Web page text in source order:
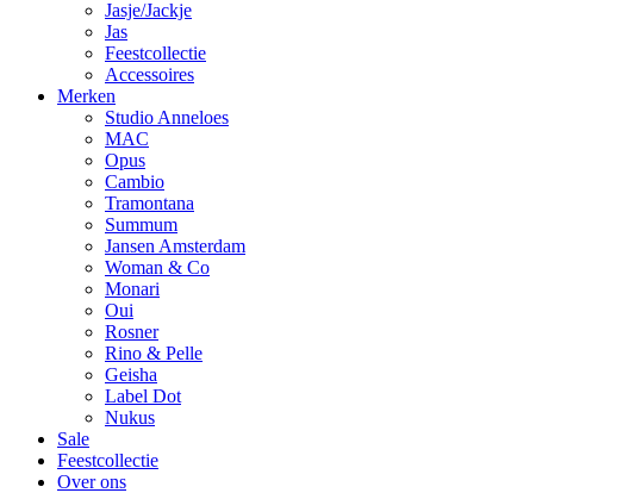
Jasje/Jackje
Jas
Feestcollectie
Accessoires
Merken
Studio Anneloes
MAC
Opus
Cambio
Tramontana
Summum
Jansen Amsterdam
Woman & Co
Monari
Oui
Rosner
Rino & Pelle
Geisha
Label Dot
Nukus
Sale
Feestcollectie
Over ons